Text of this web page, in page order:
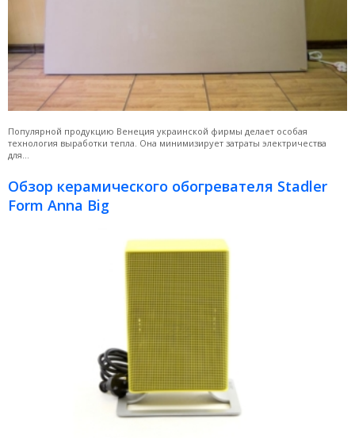
Популярной продукцию Венеция украинской фирмы делает особая
технология выработки тепла. Она минимизирует затраты электричества
для...
Обзор керамического обогревателя Stadler
Form Annа Big